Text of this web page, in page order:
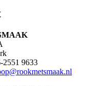
2551 9633